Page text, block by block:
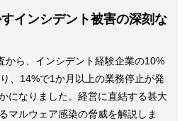
インシデント被害の深刻な
から、インシデント経験企業の10%
、14%で1か月以上の業務停止が発
になりました。経営に直結する甚大
マルウェア感染の脅威を解説しま